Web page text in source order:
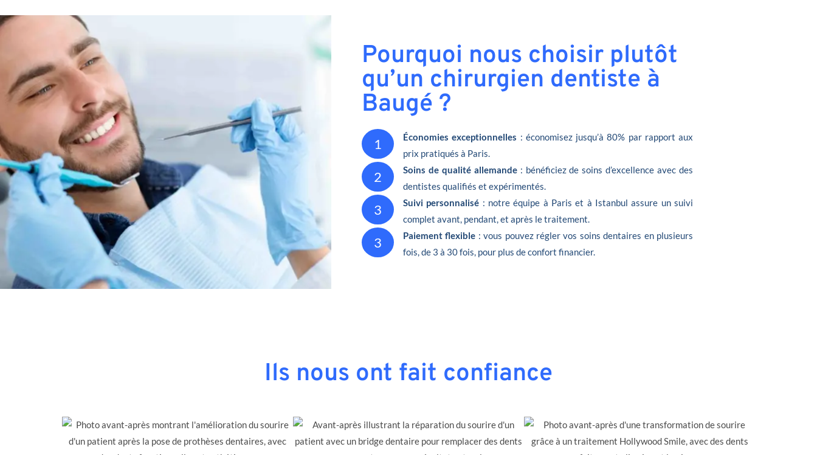
Pourquoi nous choisir plutôt
qu’un chirurgien dentiste à
Baugé ?
1 Économies exceptionnelles : économisez jusqu’à 80% par rapport aux
prix pratiqués à Paris.
2 Soins de qualité allemande: bénéficiez de soins d’excellence avec des
dentistes qualifiés et expérimentés.
3 Suivi personnalisé : notre équipe à Paris et à Istanbul assure un suivi
complet avant, pendant, et après le traitement.
3 Paiement flexible : vous pouvez régler vos soins dentaires en plusieurs
fois, de 3 à 30 fois, pour plus de confort financier.
Ils nous ont fait confiance